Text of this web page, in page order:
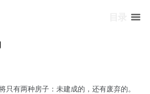
只有两种房子：未建成的，还有废弃的。